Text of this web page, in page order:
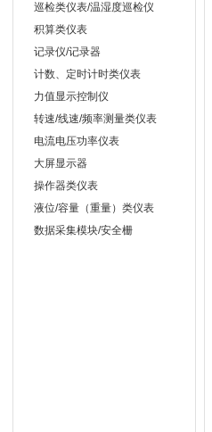
巡检类仪表/温湿度巡检仪
积算类仪表
记录仪/记录器
计数、定时计时类仪表
力值显示控制仪
转速/线速/频率测量类仪表
电流电压功率仪表
大屏显示器
操作器类仪表
液位/容量（重量）类仪表
数据采集模块/安全栅